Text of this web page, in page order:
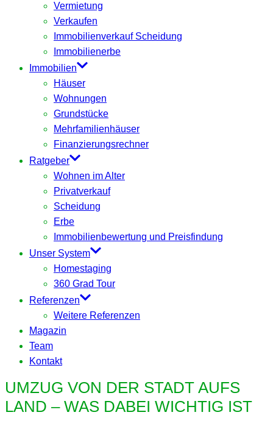
Vermietung
Verkaufen
Immobilienverkauf Scheidung
Immobilienerbe
Immobilien
Häuser
Wohnungen
Grundstücke
Mehrfamilienhäuser
Finanzierungsrechner
Ratgeber
Wohnen im Alter
Privatverkauf
Scheidung
Erbe
Immobilienbewertung und Preisfindung
Unser System
Homestaging
360 Grad Tour
Referenzen
Weitere Referenzen
Magazin
Team
Kontakt
UMZUG VON DER STADT AUFS
LAND – WAS DABEI WICHTIG IST